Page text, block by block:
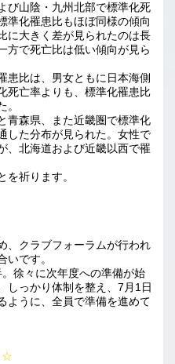
び山陰・九州北部で標準化死
準化罹患比もほぼ同様の傾向
に大きく差が見られたのは長
方で死亡比は低い傾向が見ら
患比は、男女ともに日本海側
死亡率よりも、標準化罹患比
。
青森県、また近畿圏で標準化
した分布が見られた。女性で
、北海道および近畿以西で罹
を祈ります。
、クラブフォーラムが行われ
いです。
徐々に次年度への準備が始
しっかり体制を整え、7月1日
ように、全員で準備を進めて
☆